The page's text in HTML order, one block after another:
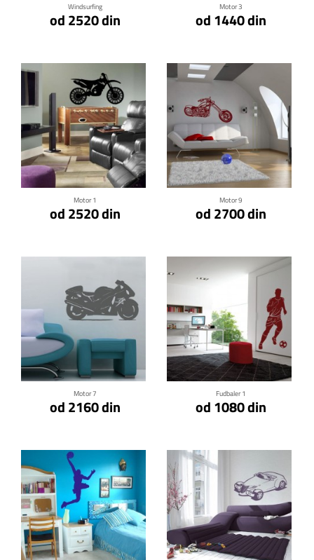
Windsurfing
od 2520 din
Motor 3
od 1440 din
Motor 1
od 2520 din
Klikni za detalje
Motor 9
od 2700 din
Klikni za detalje
Motor 7
od 2160 din
Klikni za detalje
Fudbaler 1
od 1080 din
Klikni za detalje
Klikni za detalje Klikni za detalje